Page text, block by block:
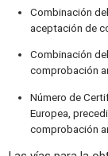
Combinación
aceptación de
Combinación
comprobación
Número de
Europea,
comprobación